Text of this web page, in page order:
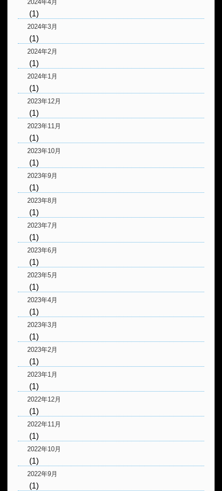
2024年4月
(1)
2024年3月
(1)
2024年2月
(1)
2024年1月
(1)
2023年12月
(1)
2023年11月
(1)
2023年10月
(1)
2023年9月
(1)
2023年8月
(1)
2023年7月
(1)
2023年6月
(1)
2023年5月
(1)
2023年4月
(1)
2023年3月
(1)
2023年2月
(1)
2023年1月
(1)
2022年12月
(1)
2022年11月
(1)
2022年10月
(1)
2022年9月
(1)